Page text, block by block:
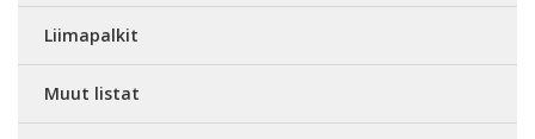
Liimapalkit
Muut listat